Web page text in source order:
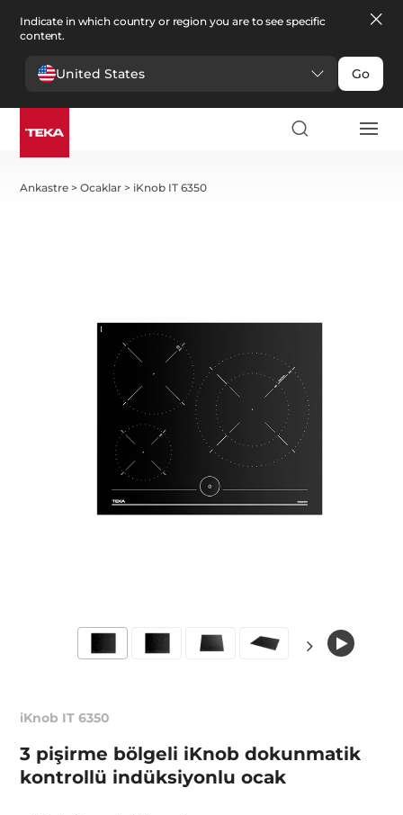
Indicate in which country or region you are to see specific
content.
United States Go
Ankastre >Ocaklar > iKnob IT 6350
iKnob IT 6350
3 pişirme bölgeli iKnob dokunmatik
kontrollü indüksiyonlu ocak